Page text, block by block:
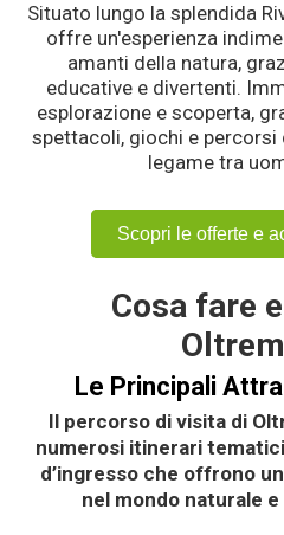
Situato lungo la splendida
offre un'esperienza
amanti della natura,
educative e divertenti.
esplorazione e scoperta,
spettacoli, giochi e
legame tra
Scopri le offerte e
Cosa fare
Le Principali
Il percorso di visita di
numerosi itinerari
d’ingresso che offrono
nel mondo naturale